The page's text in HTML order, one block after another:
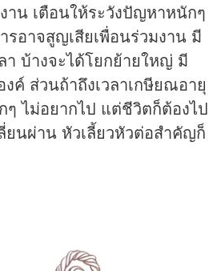
าน เตือนให้ระวังปัญหาหนักๆ
รอาจสูญเสียเพื่อนร่วมงาน มี
า บ้างจะได้โยกย้ายใหญ่ มี
ค์ ส่วนถ้าถึงเวลาเกษียณอายุ
ๆ ไม่อยากไป แต่ชีวิตก็ต้องไป
ยนผ่าน หัวเลี้ยวหัวต่อสำคัญก็